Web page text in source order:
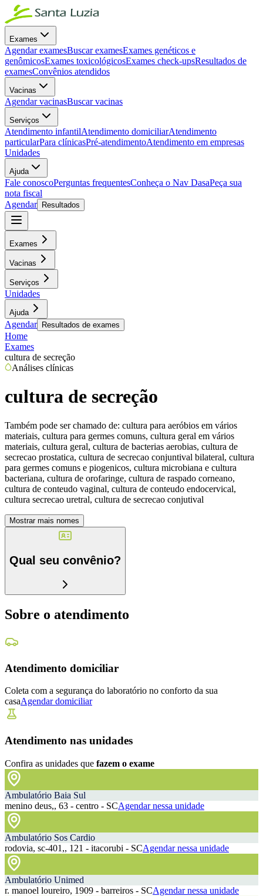
Exames
Agendar examesBuscar examesExames genéticos e
genômicosExames toxicológicosExames check-upsResultados de
examesConvênios atendidos
Vacinas
Agendar vacinasBuscar vacinas
Serviços
Atendimento infantilAtendimento domiciliarAtendimento
particularPara clínicasPré-atendimentoAtendimento em empresas
Unidades
Ajuda
Fale conoscoPerguntas frequentesConheça o Nav DasaPeça sua
nota fiscal
Agendar
Resultados
Exames
Vacinas
Serviços
Unidades
Ajuda
Agendar Resultados de exames
Home
Exames
cultura de secreção
Análises clínicas
cultura de secreção
Também pode ser chamado de: cultura para aeróbios em vários
materiais, cultura para germes comuns, cultura geral em vários
materiais, cultura geral, cultura de bacterias aerobias, cultura de
secrecao prostatica, cultura de secrecao conjuntival bilateral, cultura
para germes comuns e piogenicos, cultura microbiana e cultura
bacteriana, cultura de orofaringe, cultura de raspado corneano,
cultura de conteudo vaginal, cultura de conteudo endocervical,
cultura secrecao uretral, cultura de secrecao conjutival
Mostrar mais nomes
Qual seu convênio?
Sobre o atendimento
Atendimento domiciliar
Coleta com a segurança do laboratório no conforto da sua
casaAgendar domiciliar
Atendimento nas unidades
Confira as unidades que fazem o exame
Ambulatório Baia Sul
menino deus,, 63 - centro - SCAgendar nessa unidade
Ambulatório Sos Cardio
rodovia, sc-401,, 121 - itacorubi - SCAgendar nessa unidade
Ambulatório Unimed
r. manoel loureiro, 1909 - barreiros - SCAgendar nessa unidade